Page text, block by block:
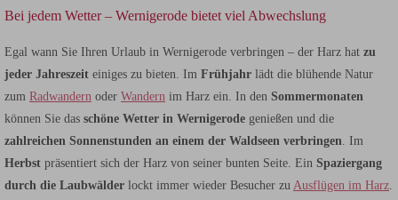
Bei jedem Wetter – Wernigerode bietet viel Abwechslung
Egal wann Sie Ihren Urlaub in Wernigerode verbringen – der Harz hat zu
jeder Jahreszeit einiges zu bieten. Im Frühjahr lädt die blühende Natur
zum Radwandern oder Wandern im Harz ein. In den Sommermonaten
können Sie das schöne Wetter in Wernigerode genießen und die
zahlreichen Sonnenstunden an einem der Waldseen verbringen. Im
Herbst präsentiert sich der Harz von seiner bunten Seite. Ein Spaziergang
durch die Laubwälder lockt immer wieder Besucher zu Ausflügen im Harz.